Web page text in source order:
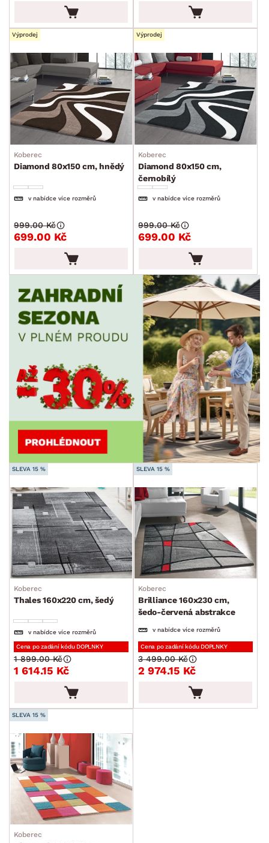
Výprodej
Koberec
Diamond 80x150 cm, hnědý
v nabídce více rozměrů
699.00 Kč
999.00 Kč
Výprodej
Koberec
Diamond 80x150 cm,
černobílý
v nabídce více rozměrů
699.00 Kč
999.00 Kč
SLEVA 15 %
Koberec
Thales 160x220 cm, šedý
v nabídce více rozměrů
Cena po zadání kódu DOPLNKY
1 614.15 Kč
1 899.00 Kč
SLEVA 15 %
Koberec
Brilliance 160x230 cm,
šedo-červená abstrakce
v nabídce více rozměrů
Cena po zadání kódu DOPLNKY
2 974.15 Kč
3 499.00 Kč
SLEVA 15 %
Koberec